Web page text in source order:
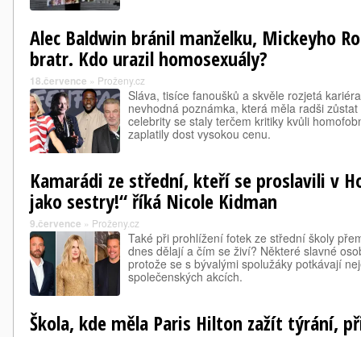
Alec Baldwin bránil manželku, Mickeyho
bratr. Kdo urazil homosexuály?
18.července » Proženy.cz
Sláva, tisíce fanoušků a skvěle rozjetá
nevhodná poznámka, která měla radši
celebrity se staly terčem kritiky kvůli
zaplatily dost vysokou cenu.
Kamarádi ze střední, kteří se proslavili v
jako sestry!“ říká Nicole Kidman
9.července » Proženy.cz
Také při prohlížení fotek ze střední školy
dnes dělají a čím se živí? Některé slavné
protože se s bývalými spolužáky potkávají
společenských akcích.
Škola, kde měla Paris Hilton zažít týrání,